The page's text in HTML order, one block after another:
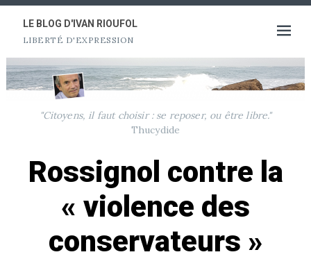
Aller
contenu
LE BLOG D'IVAN RIOUFOL
LIBERTÉ D'EXPRESSION
Ouvrir
le
menu
"Citoyens, il faut choisir : se reposer, ou être libre."
Thucydide
Rossignol contre la
« violence des
conservateurs »